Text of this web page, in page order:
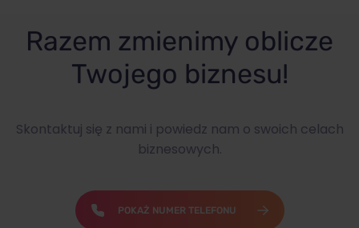
Razem zmienimy oblicze
Twojego biznesu!
Skontaktuj się z nami i powiedz nam o swoich celach
biznesowych.
POKAŻ NUMER TELEFONU